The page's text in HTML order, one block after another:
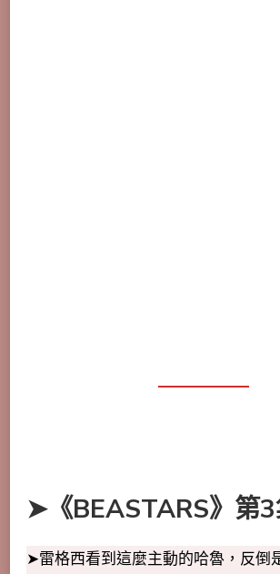
➤《BEASTARS》第
➤雷格西看到這麼主動的哈魯，反倒